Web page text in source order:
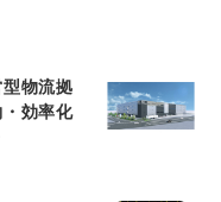
物流拠
効率化